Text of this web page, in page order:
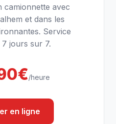
camionnette avec
et dans les
Service
jours sur 7.
/heure
en ligne